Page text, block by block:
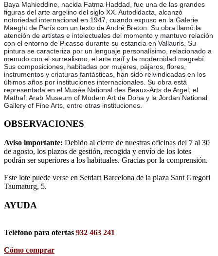
Baya Mahieddine, nacida Fatma Haddad, fue una de las grandes
figuras del arte argelino del siglo XX. Autodidacta, alcanzó
notoriedad internacional en 1947, cuando expuso en la Galerie
Maeght de París con un texto de André Breton. Su obra llamó la
atención de artistas e intelectuales del momento y mantuvo relación
con el entorno de Picasso durante su estancia en Vallauris. Su
pintura se caracteriza por un lenguaje personalísimo, relacionado a
menudo con el surrealismo, el arte naïf y la modernidad magrebí.
Sus composiciones, habitadas por mujeres, pájaros, flores,
instrumentos y criaturas fantásticas, han sido reivindicadas en los
últimos años por instituciones internacionales. Su obra está
representada en el Musée National des Beaux-Arts de Argel, el
Mathaf: Arab Museum of Modern Art de Doha y la Jordan National
Gallery of Fine Arts, entre otras instituciones.
OBSERVACIONES
Aviso importante: Debido al cierre de nuestras oficinas del 7 al 30
de agosto, los plazos de gestión, recogida y envío de los lotes
podrán ser superiores a los habituales. Gracias por la comprensión.
Este lote puede verse en Setdart Barcelona de la plaza Sant Gregori
Taumaturg, 5.
AYUDA
Teléfono para ofertas 932 463 241
Cómo comprar